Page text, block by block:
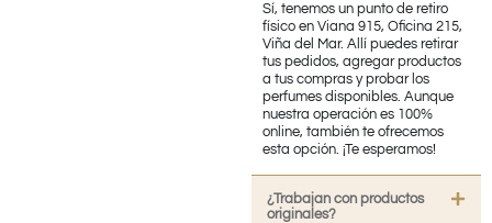
Sí, tenemos un punto de retiro
físico en Viana 915, Oficina 215,
Viña del Mar. Allí puedes retirar
tus pedidos, agregar productos
a tus compras y probar los
perfumes disponibles. Aunque
nuestra operación es 100%
online, también te ofrecemos
esta opción. ¡Te esperamos!
¿Trabajan con productos
originales?